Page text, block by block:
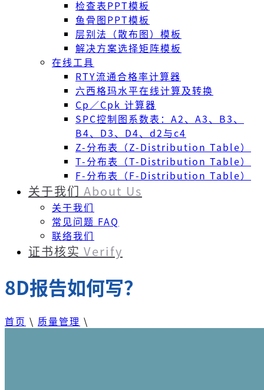
检查表PPT模板
鱼骨图PPT模板
层别法（散布图）模板
解决方案选择矩阵模板
在线工具
RTY流通合格率计算器
六西格玛水平在线计算及转换
Cp／Cpk 计算器
SPC控制图系数表：A2、A3、B3、
B4、D3、D4、d2与c4
Z-分布表（Z-Distribution Table）
T-分布表（T-Distribution Table）
F-分布表（F-Distribution Table）
关于我们 About Us
关于我们
常见问题 FAQ
联络我们
证书核实 Verify
8D报告如何写？
首页 \ 质量管理 \